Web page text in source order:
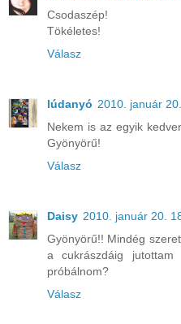
Csodaszép!
Tökéletes!
Válasz
lúdanyó 2010. január
Nekem is az egyik
Gyönyörű!
Válasz
Daisy 2010. január 20.
Gyönyörű!! Mindég
a cukrászdáig
próbálnom?
Válasz